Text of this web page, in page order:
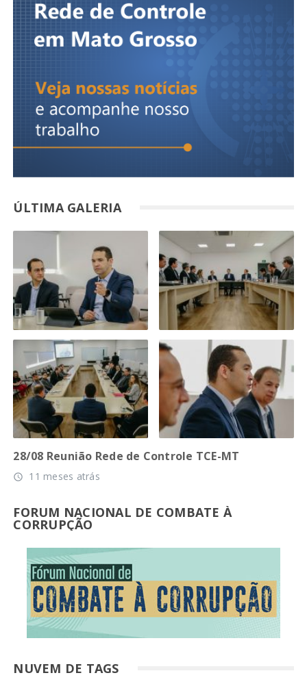
ÚLTIMA GALERIA
28/08 Reunião Rede de Controle TCE-MT
access_time 11 meses atrás
FORUM NACIONAL DE COMBATE À
CORRUPÇÃO
NUVEM DE TAGS